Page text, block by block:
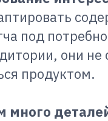
под
они не
продуктом.
много